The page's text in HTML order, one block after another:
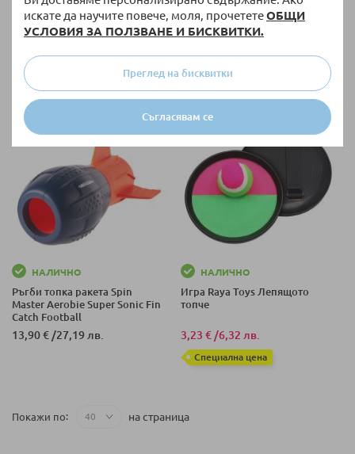
искате да научите повече, моля, прочететеОБЩИ
УСЛОВИЯ ЗА ПОЛЗВАНЕ И БИСКВИТКИ.
Съгласявам се
Преглед на бисквитки
7,90 € /15,45 лв.
+ още варианти
19,36 лв.
+ още варианти
НАЛИЧНО
Ръгби топка ракета Spin
Master Aerobie Super Sonic Fin
Catch Football
13,90 € /27,19 лв.
НАЛИЧНО
Игра Raya Toys Лепящото
топче
3,23 € /6,32 лв.
Специална цена
Покажи по на страница